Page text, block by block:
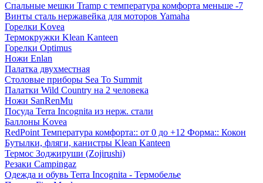
Спальные мешки Tramp с температура комфорта меньше -7
Винты сталь нержавейка для моторов Yamaha
Горелки Kovea
Термокружки Klean Kanteen
Горелки Optimus
Ножи Enlan
Палатка двухместная
Столовые приборы Sea To Summit
Палатки Wild Country на 2 человека
Ножи SanRenMu
Посуда Terra Incognita из нерж. стали
Баллоны Kovea
RedPoint Температура комфорта:: от 0 до +12 Форма:: Кокон
Бутылки, фляги, канистры Klean Kanteen
Термос Зоджируши (Zojirushi)
Резаки Campingaz
Одежда и обувь Terra Incognita - Термобелье